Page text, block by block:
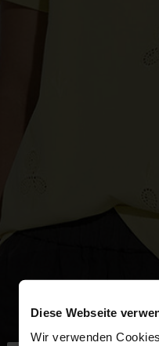
Diese Webseite
Wir verwenden